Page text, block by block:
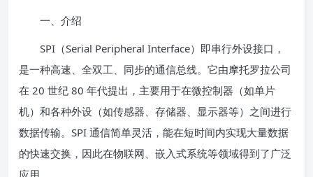
一、介绍
SPI（Serial Peripheral Interface）即串行外设接口，
是一种高速、全双工、同步的通信总线。它由摩托罗拉公司
在 20 世纪 80 年代提出，主要用于在微控制器（如单片
机）和各种外设（如传感器、存储器、显示器等）之间进行
数据传输。SPI 通信简单灵活，能在短时间内实现大量数据
的快速交换，因此在物联网、嵌入式系统等领域得到了广泛
应用。